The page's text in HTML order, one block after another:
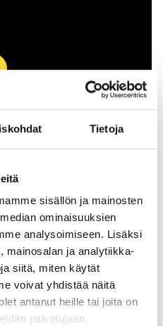
Tietoja
sisällön ja mainosten
ominaisuuksien
analysoimiseen. Lisäksi
mainosalan ja analytiikka-
siitä, miten käytät
voivat yhdistää näitä
antanut heille tai joita on
palvelujaan.